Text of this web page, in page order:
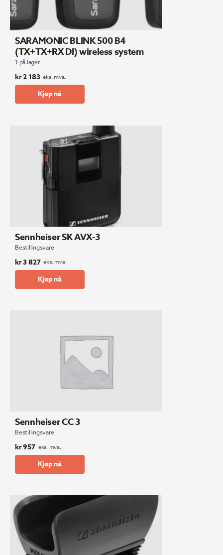
SARAMONIC BLINK 500 B4
(TX+TX+RX DI) wireless system
1 på lager
kr2 183 eks. mva.
Kjøp nå
Sennheiser SK AVX-3
Bestillingsvare
kr3 827 eks. mva.
Kjøp nå
Sennheiser CC 3
Bestillingsvare
kr957 eks. mva.
Kjøp nå